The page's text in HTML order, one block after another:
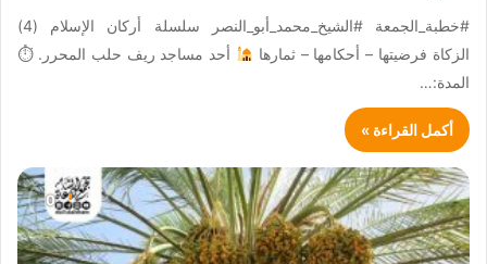
#خطبة_الجمعة #الشيخ_محمد_أبو_النصر سلسلة أركان الإسلام (4)
الزكاة فرضيتها – أحكامها – ثمارها
أحد مساجد ريف حلب المحرر. ⏱
المدة:…
أكمل القراءة »